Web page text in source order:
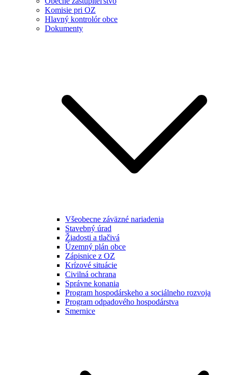
Komisie pri OZ
Hlavný kontrolór obce
Dokumenty
Všeobecne záväzné nariadenia
Stavebný úrad
Žiadosti a tlačivá
Územný plán obce
Zápisnice z OZ
Krízové situácie
Civilná ochrana
Správne konania
Program hospodárskeho a sociálneho rozvoja
Program odpadového hospodárstva
Smernice